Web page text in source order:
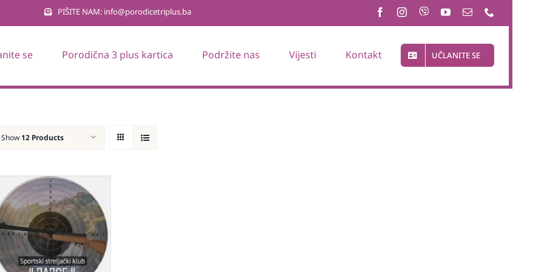
PIŠITE NAM: info@porodicetriplus.ba
se Porodična 3 plus kartica Podržite nas Vijesti Kontakt UČLANITE SE
Show 12 Products